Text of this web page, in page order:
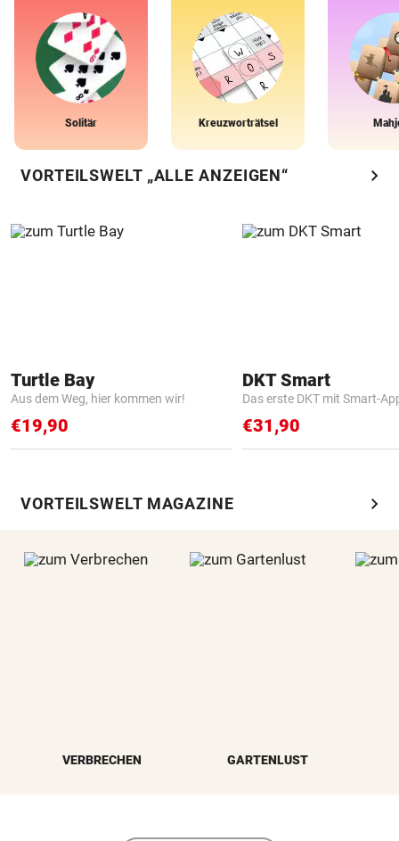
Solitär Kreuzworträtsel
VORTEILSWELT „ALLE ANZEIGEN“ chevron_right
Turtle Bay
Aus dem Weg, hier kommen wir!
€19,90
DKT Smart
Das erste DKT mit Smart-
€31,90
VORTEILSWELT MAGAZINE chevron_right
VERBRECHEN GARTENLUST